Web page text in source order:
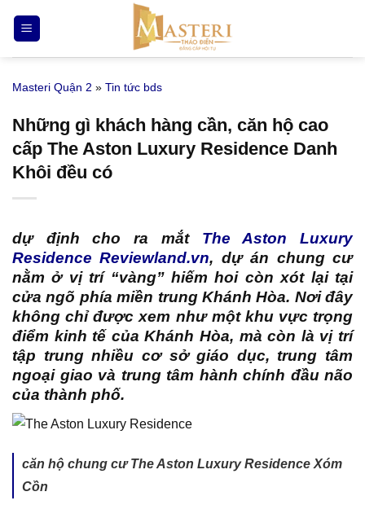
qua
nội
Masteri Quận 2 » Tin tức bds
Những gì khách hàng cần, căn hộ cao
cấp The Aston Luxury Residence Danh
Khôi đều có
dự định cho ra mắt The Aston Luxury
Residence Reviewland.vn, dự án chung cư
nằm ở vị trí “vàng” hiếm hoi còn xót lại tại
cửa ngõ phía miền trung Khánh Hòa. Nơi đây
không chỉ được xem như một khu vực trọng
điểm kinh tế của Khánh Hòa, mà còn là vị trí
tập trung nhiều cơ sở giáo dục, trung tâm
ngoại giao và trung tâm hành chính đầu não
của thành phố.
căn hộ chung cư The Aston Luxury Residence Xóm
Cồn